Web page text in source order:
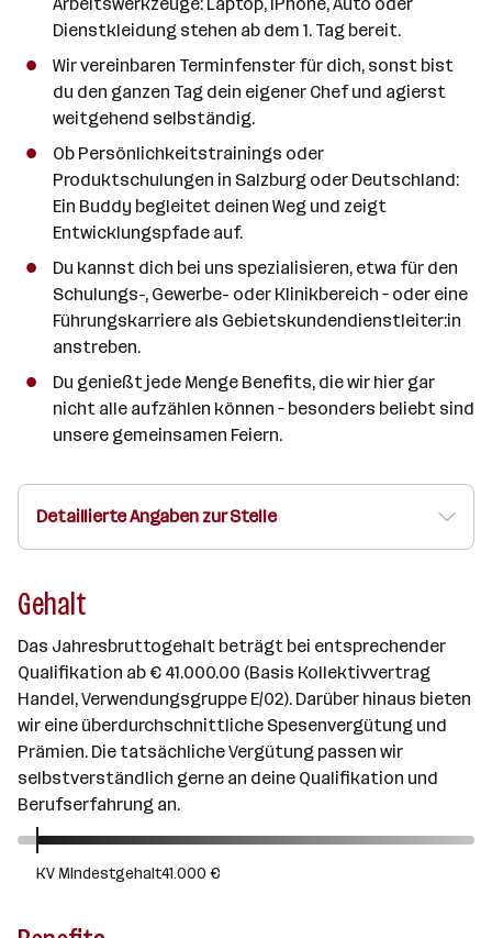
Dienstkleidung stehen ab dem 1. Tag bereit.
Wir vereinbaren Terminfenster für dich, sonst bist
du den ganzen Tag dein eigener Chef und agierst
weitgehend selbständig.
Ob Persönlichkeitstrainings oder
Produktschulungen in Salzburg oder Deutschland:
Ein Buddy begleitet deinen Weg und zeigt
Entwicklungspfade auf.
Du kannst dich bei uns spezialisieren, etwa für den
Schulungs-, Gewerbe- oder Klinikbereich – oder eine
Führungskarriere als Gebietskundendienstleiter:in
anstreben.
Du genießt jede Menge Benefits, die wir hier gar
nicht alle aufzählen können – besonders beliebt sind
unsere gemeinsamen Feiern.
Detaillierte Angaben zur Stelle
Gehalt
Das Jahresbruttogehalt beträgt bei entsprechender
Qualifikation ab € 41.000.00 (Basis Kollektivvertrag
Handel, Verwendungsgruppe E/02). Darüber hinaus bieten
wir eine überdurchschnittliche Spesenvergütung und
Prämien. Die tatsächliche Vergütung passen wir
selbstverständlich gerne an deine Qualifikation und
Berufserfahrung an.
KV Mindestgehalt41.000 €